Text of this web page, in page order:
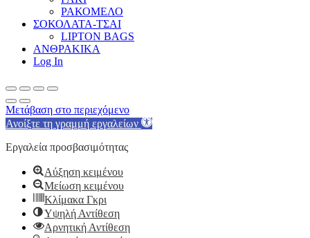
ΡΑΚΟΜΕΛΟ
ΣΟΚΟΛΑΤΑ-ΤΣΑΙ
LIPTON BAGS
ΑΝΘΡΑΚΙΚΑ
Log In
Μετάβαση στο περιεχόμενο
Ανοίξτε τη γραμμή εργαλείων
Εργαλεία προσβασιμότητας
Αύξηση κειμένου
Μείωση κειμένου
Κλίμακα Γκρι
Υψηλή Αντίθεση
Αρνητική Αντίθεση